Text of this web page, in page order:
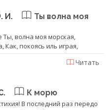
И.
Ты волна моя
Ты, волна моя морская,
покоясь иль играя,
Читать
К морю
В последний раз передо